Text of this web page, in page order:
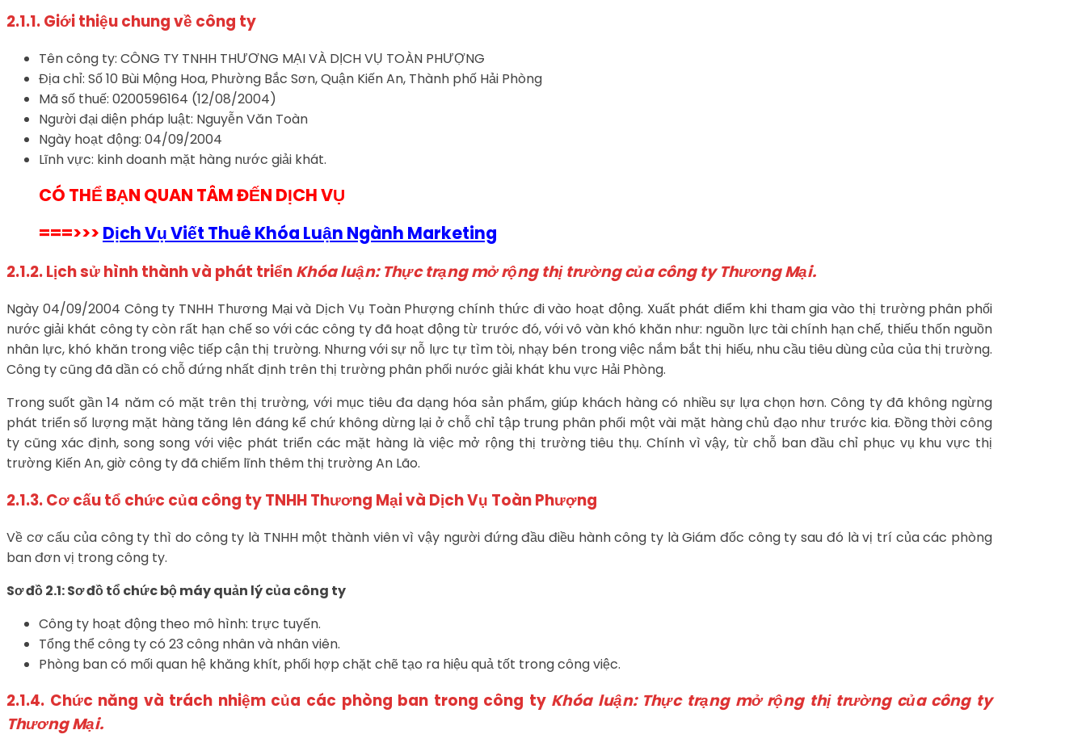
2.1.1. Giới thiệu chung về công ty
Tên công ty: CÔNG TY TNHH THƯƠNG MẠI VÀ DỊCH VỤ TOÀN PHƯỢNG
Địa chỉ: Số 10 Bùi Mộng Hoa, Phường Bắc Sơn, Quận Kiến An, Thành phố Hải Phòng
Mã số thuế: 0200596164 (12/08/2004)
Người đại diện pháp luật: Nguyễn Văn Toàn
Ngày hoạt động: 04/09/2004
Lĩnh vực: kinh doanh mặt hàng nước giải khát.
CÓ THỂ BẠN QUAN TÂM ĐẾN DỊCH VỤ
===>>> Dịch Vụ Viết Thuê Khóa Luận Ngành Marketing
2.1.2. Lịch sử hình thành và phát triểnKhóa luận: Thực trạng mở rộng thị trường của công ty Thương Mại.
Ngày 04/09/2004 Công ty TNHH Thương Mại và Dịch Vụ Toàn Phượng chính thức đi vào hoạt động. Xuất phát điểm khi tham gia vào thị trường phân phối
nước giải khát công ty còn rất hạn chế so với các công ty đã hoạt động từ trước đó, với vô vàn khó khăn như: nguồn lực tài chính hạn chế, thiếu thốn nguồn
nhân lực, khó khăn trong việc tiếp cận thị trường. Nhưng với sự nỗ lực tự tìm tòi, nhạy bén trong việc nắm bắt thị hiếu, nhu cầu tiêu dùng của của thị trường.
Công ty cũng đã dần có chỗ đứng nhất định trên thị trường phân phối nước giải khát khu vực Hải Phòng.
Trong suốt gần 14 năm có mặt trên thị trường, với mục tiêu đa dạng hóa sản phẩm, giúp khách hàng có nhiều sự lựa chọn hơn. Công ty đã không ngừng
phát triển số lượng mặt hàng tăng lên đáng kể chứ không dừng lại ở chỗ chỉ tập trung phân phối một vài mặt hàng chủ đạo như trước kia. Đồng thời công
ty cũng xác định, song song với việc phát triển các mặt hàng là việc mở rộng thị trường tiêu thụ. Chính vì vậy, từ chỗ ban đầu chỉ phục vụ khu vực thị
trường Kiến An, giờ công ty đã chiếm lĩnh thêm thị trường An Lão.
2.1.3. Cơ cấu tổ chức của công ty TNHH Thương Mại và Dịch Vụ Toàn Phượng
Về cơ cấu của công ty thì do công ty là TNHH một thành viên vì vậy người đứng đầu điều hành công ty là Giám đốc công ty sau đó là vị trí của các phòng
ban đơn vị trong công ty.
Sơ đồ 2.1: Sơ đồ tổ chức bộ máy quản lý của công ty
Công ty hoạt động theo mô hình: trực tuyến.
Tổng thể công ty có 23 công nhân và nhân viên.
Phòng ban có mối quan hệ khăng khít, phối hợp chặt chẽ tạo ra hiệu quả tốt trong công việc.
2.1.4. Chức năng và trách nhiệm của các phòng ban trong công ty Khóa luận: Thực trạng mở rộng thị trường của công ty
Thương Mại.